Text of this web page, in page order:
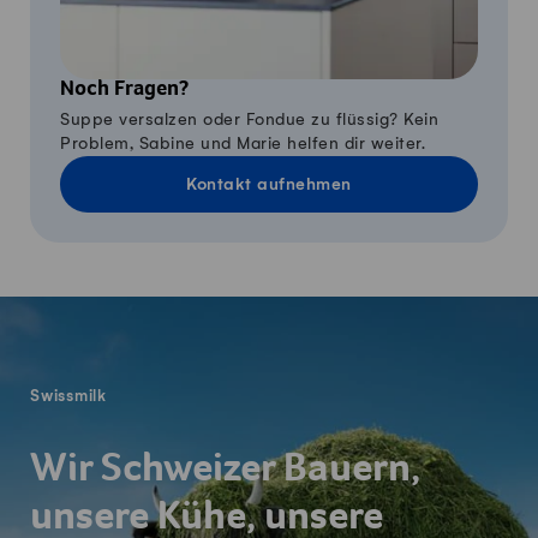
Noch Fragen?
Suppe versalzen oder Fondue zu flüssig? Kein
Problem, Sabine und Marie helfen dir weiter.
Kontakt aufnehmen
Swissmilk
Wir Schweizer Bauern,
unsere Kühe, unsere